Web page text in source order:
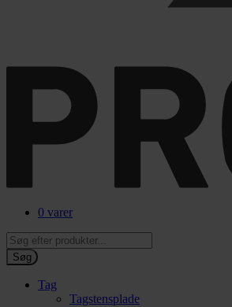
0 varer
Products
search
Søg
Tag
Tagstensplade